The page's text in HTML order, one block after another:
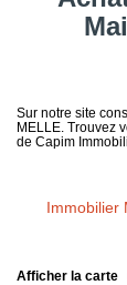
Surface min
Sur notre site
MELLE. Trouvez
de Capim
Immobilier
Afficher la carte